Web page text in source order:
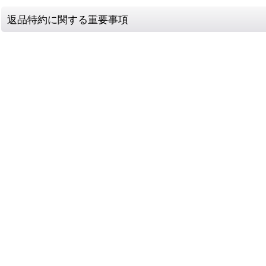
返品特約に関する重要事項